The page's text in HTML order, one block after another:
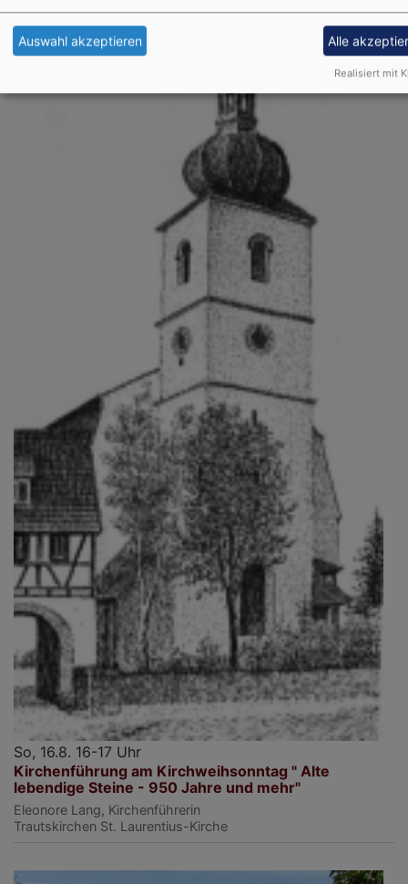
So, 16.8. 16-17 Uhr
Kirchenführung am Kirchweihsonntag " Alte
lebendige Steine - 950 Jahre und mehr"
Eleonore Lang, Kirchenführerin
Trautskirchen St. Laurentius-Kirche
Auswahl akzeptieren Alle
Realisiert mit